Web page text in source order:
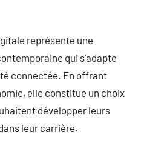
représente une
qui s’adapte
connectée. En offrant
elle constitue un choix
développer leurs
leur carrière.